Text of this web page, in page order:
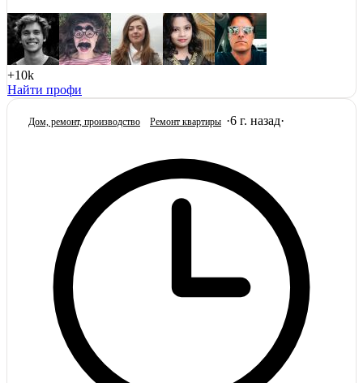
+10k
Найти профи
Дом, ремонт, производство Ремонт квартиры ·6 г. назад·